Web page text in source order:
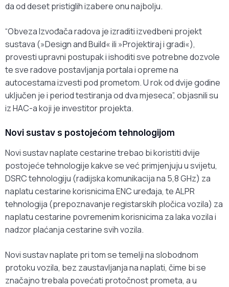
da od deset pristiglih izabere onu najbolju.
“Obveza Izvođača radova je izraditi izvedbeni projekt
sustava (»Design and Build« ili »Projektiraj i gradi«),
provesti upravni postupak i ishoditi sve potrebne dozvole
te sve radove postavljanja portala i opreme na
autocestama izvesti pod prometom. U rok od dvije godine
uključen je i period testiranja od dva mjeseca”, objasnili su
iz HAC-a koji je investitor projekta.
Novi sustav s postojećom tehnologijom
Novi sustav naplate cestarine trebao bi koristiti dvije
postojeće tehnologije kakve se već primjenjuju u svijetu,
DSRC tehnologiju (radijska komunikacija na 5,8 GHz) za
naplatu cestarine korisnicima ENC uređaja, te ALPR
tehnologija (prepoznavanje registarskih pločica vozila) za
naplatu cestarine povremenim korisnicima za laka vozila i
nadzor plaćanja cestarine svih vozila.
Novi sustav naplate pri tom se temelji na slobodnom
protoku vozila, bez zaustavljanja na naplati, čime bi se
značajno trebala povećati protočnost prometa, a u